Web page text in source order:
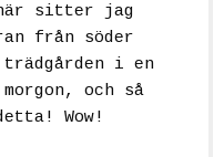
sitter jag
från söder
i en
och så
Wow!